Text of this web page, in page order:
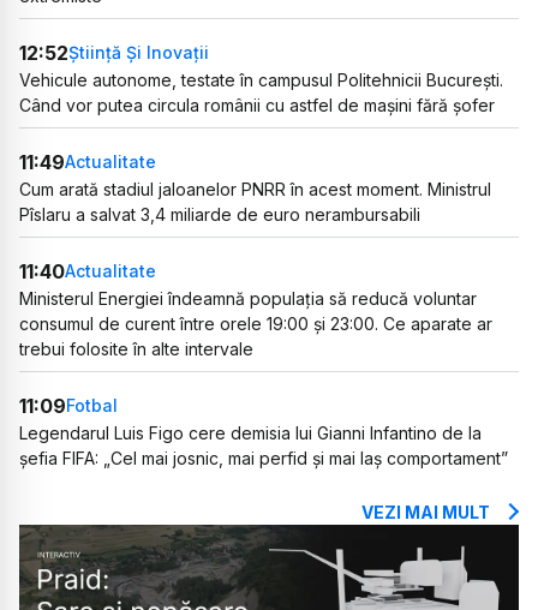
12:52Știință Și Inovații
Vehicule autonome, testate în campusul Politehnicii București.
Când vor putea circula românii cu astfel de mașini fără șofer
11:49Actualitate
Cum arată stadiul jaloanelor PNRR în acest moment. Ministrul
Pîslaru a salvat 3,4 miliarde de euro nerambursabili
11:40Actualitate
Ministerul Energiei îndeamnă populația să reducă voluntar
consumul de curent între orele 19:00 și 23:00. Ce aparate ar
trebui folosite în alte intervale
11:09Fotbal
Legendarul Luis Figo cere demisia lui Gianni Infantino de la
șefia FIFA: „Cel mai josnic, mai perfid și mai laș comportament”
VEZI MAI MULT